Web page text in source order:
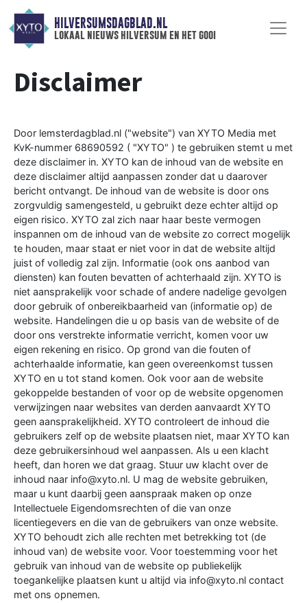
HILVERSUMSDAGBLAD.NL
lokaal nieuws hilversum en het gooi
Disclaimer
Door lemsterdagblad.nl ("website") van XYTO Media met
KvK-nummer 68690592 ( "XYTO" ) te gebruiken stemt u met
deze disclaimer in. XYTO kan de inhoud van de website en
deze disclaimer altijd aanpassen zonder dat u daarover
bericht ontvangt. De inhoud van de website is door ons
zorgvuldig samengesteld, u gebruikt deze echter altijd op
eigen risico. XYTO zal zich naar haar beste vermogen
inspannen om de inhoud van de website zo correct mogelijk
te houden, maar staat er niet voor in dat de website altijd
juist of volledig zal zijn. Informatie (ook ons aanbod van
diensten) kan fouten bevatten of achterhaald zijn. XYTO is
niet aansprakelijk voor schade of andere nadelige gevolgen
door gebruik of onbereikbaarheid van (informatie op) de
website. Handelingen die u op basis van de website of de
door ons verstrekte informatie verricht, komen voor uw
eigen rekening en risico. Op grond van die fouten of
achterhaalde informatie, kan geen overeenkomst tussen
XYTO en u tot stand komen. Ook voor aan de website
gekoppelde bestanden of voor op de website opgenomen
verwijzingen naar websites van derden aanvaardt XYTO
geen aansprakelijkheid. XYTO controleert de inhoud die
gebruikers zelf op de website plaatsen niet, maar XYTO kan
deze gebruikersinhoud wel aanpassen. Als u een klacht
heeft, dan horen we dat graag. Stuur uw klacht over de
inhoud naar info@xyto.nl. U mag de website gebruiken,
maar u kunt daarbij geen aanspraak maken op onze
Intellectuele Eigendomsrechten of die van onze
licentiegevers en die van de gebruikers van onze website.
XYTO behoudt zich alle rechten met betrekking tot (de
inhoud van) de website voor. Voor toestemming voor het
gebruik van inhoud van de website op publiekelijk
toegankelijke plaatsen kunt u altijd via info@xyto.nl contact
met ons opnemen.